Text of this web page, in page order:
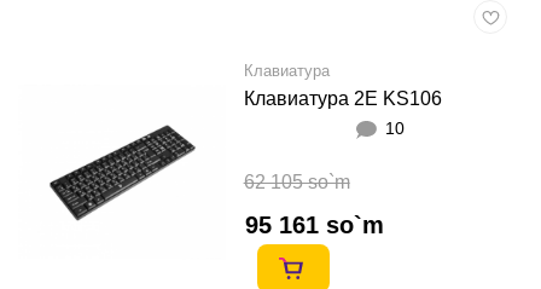
Клавиатура
Клавиатура 2E KS106
10
62 105 so`m
95 161 so`m